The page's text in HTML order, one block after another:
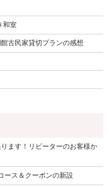
和室
古民家貸切プランの感想
ます！リピーターのお客様か
ース＆クーポンの新設